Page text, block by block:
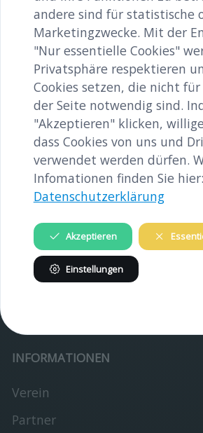
12-h-Konzert_Buchegger-
image/jpeg 2100x3150
Herunterladen
Bild in voller Größe anzeigen…
INHALTE
INFORMATIONEN
Verein
Partner
andere sind für statistische
Marketingzwecke. Mit der
"Nur essentielle Cookies"
Privatsphäre respektieren
Cookies setzen, die nicht
der Seite notwendig sind.
"Akzeptieren" klicken,
dass Cookies von uns und
verwendet werden dürfen.
Infomationen finden Sie hier:
Datenschutzerklärung
Akzeptieren
Einstellungen